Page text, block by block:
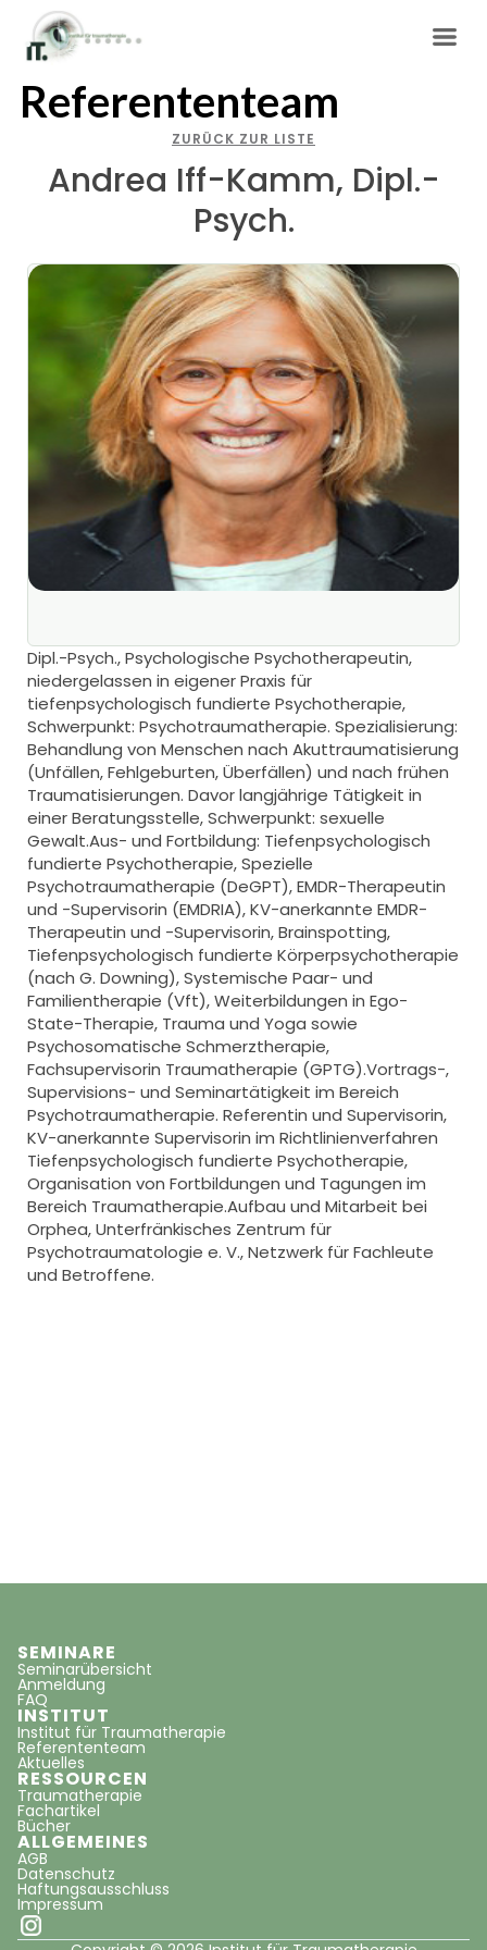
Referententeam
ZURÜCK ZUR LISTE
Andrea Iff-Kamm, Dipl.-
Psych.
Dipl.-Psych., Psychologische Psychotherapeutin,
niedergelassen in eigener Praxis für
tiefenpsychologisch fundierte Psychotherapie,
Schwerpunkt: Psychotraumatherapie. Spezialisierung:
Behandlung von Menschen nach Akuttraumatisierung
(Unfällen, Fehlgeburten, Überfällen) und nach frühen
Traumatisierungen. Davor langjährige Tätigkeit in
einer Beratungsstelle, Schwerpunkt: sexuelle
Gewalt.‍Aus- und Fortbildung: Tiefenpsychologisch
fundierte Psychotherapie, Spezielle
Psychotraumatherapie (DeGPT), EMDR-Therapeutin
und -Supervisorin (EMDRIA), KV-anerkannte EMDR-
Therapeutin und -Supervisorin, Brainspotting,
Tiefenpsychologisch fundierte Körperpsychotherapie
(nach G. Downing), Systemische Paar- und
Familientherapie (Vft), Weiterbildungen in Ego-
State-Therapie, Trauma und Yoga sowie
Psychosomatische Schmerztherapie,
Fachsupervisorin Traumatherapie (GPTG).‍Vortrags-,
Supervisions- und Seminartätigkeit im Bereich
Psychotraumatherapie. Referentin und Supervisorin,
KV-anerkannte Supervisorin im Richtlinienverfahren
Tiefenpsychologisch fundierte Psychotherapie,
Organisation von Fortbildungen und Tagungen im
Bereich Traumatherapie.Aufbau und Mitarbeit bei
Orphea, Unterfränkisches Zentrum für
Psychotraumatologie e. V., Netzwerk für Fachleute
und Betroffene.
SEMINARE
Seminarübersicht
Anmeldung
FAQ
INSTITUT
Institut für Traumatherapie
Referententeam
Aktuelles
RESSOURCEN
Traumatherapie
Fachartikel
Bücher
ALLGEMEINES
AGB
Datenschutz
Haftungsausschluss
Impressum